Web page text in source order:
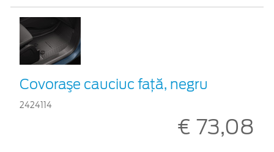
Covoraşe cauciuc față, negru
2424114
€ 73,08